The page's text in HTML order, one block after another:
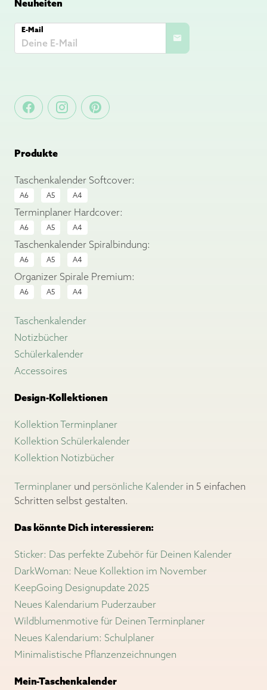
Neuheiten
E-Mail
Produkte
Taschenkalender Softcover:
A6 A5 A4
Terminplaner Hardcover:
A6 A5 A4
Taschenkalender Spiralbindung:
A6 A5 A4
Organizer Spirale Premium:
A6 A5 A4
Taschenkalender
Notizbücher
Schülerkalender
Accessoires
Design-Kollektionen
Kollektion Terminplaner
Kollektion Schülerkalender
Kollektion Notizbücher
Terminplaner und persönliche Kalender in 5 einfachen
Schritten selbst gestalten.
Das könnte Dich interessieren:
Sticker: Das perfekte Zubehör für Deinen Kalender
DarkWoman: Neue Kollektion im November
KeepGoing Designupdate 2025
Neues Kalendarium Puderzauber
Wildblumenmotive für Deinen Terminplaner
Neues Kalendarium: Schulplaner
Minimalistische Pflanzenzeichnungen
Mein-Taschenkalender